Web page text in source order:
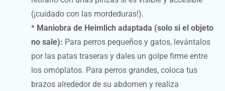
(¡cuidado con las mordeduras!).
* Maniobra de Heimlich adaptada (solo si el objeto
no sale): Para perros pequeños y gatos, levántalos
por las patas traseras y dales un golpe firme entre
los omóplatos. Para perros grandes, coloca tus
brazos alrededor de su abdomen y realiza